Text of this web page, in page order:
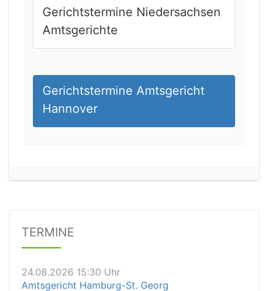
Gerichtstermine Niedersachsen
Amtsgerichte
Gerichtstermine Amtsgericht
Hannover
TERMINE
Arbeitsgericht Wuppertal
24.08.2026 15:30 Uhr
Amtsgericht Hamburg-St. Georg
Dauer: 15min